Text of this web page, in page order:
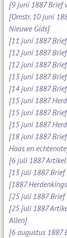
[9 juni 1887 Brief
[Omstr. 10 juni
Nieuwe Gids]
[11 juni 1887
[12 juni 1887
[12 juni 1887
[13 juni 1887
[14 juni 1887
[15 juni 1887
[15 juni 1887
[15 juni 1887
[18 juni 1887
Haas en
[6 juli 1887
[13 juli 1887 Brief
[1887
[25 juli 1887 Brief
[25 juli 1887
Allen]
[6 augustus 1887